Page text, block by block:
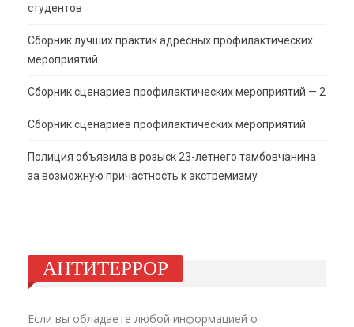
студентов
Сборник лучших практик адресных профилактических
мероприятий
Сборник сценариев профилактических мероприятий — 2
Сборник сценариев профилактических мероприятий
Полиция объявила в розыск 23-летнего тамбовчанина
за возможную причастность к экстремизму
АНТИТЕРРОР
Если вы обладаете любой информацией о